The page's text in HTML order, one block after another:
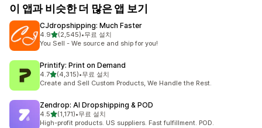
이 앱과 비슷한 더 많은 앱 보기
CJdropshipping: Much Faster
4.9별 5개 중
(2,545)
총 리뷰 2545개
•무료 설치
You Sell - We source and ship for you!
Printify: Print on Demand
4.7별 5개 중
(4,315)
총 리뷰 4315개
•무료 설치
Create and Sell Custom Products, We Handle the Rest.
Zendrop: AI Dropshipping & POD
4.5별 5개 중
(1,171)
총 리뷰 1171개
•무료 설치
High-profit products. US suppliers. Fast fulfillment. POD.